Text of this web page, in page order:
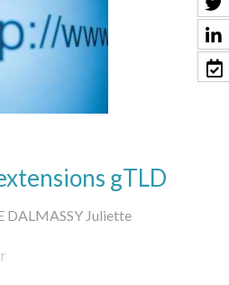
gTLD
DALMASSY Juliette